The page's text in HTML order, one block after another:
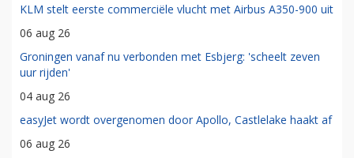
KLM stelt eerste commerciële vlucht met Airbus A350-900 uit
06 aug 26
Groningen vanaf nu verbonden met Esbjerg: 'scheelt zeven
uur rijden'
04 aug 26
easyJet wordt overgenomen door Apollo, Castlelake haakt af
06 aug 26